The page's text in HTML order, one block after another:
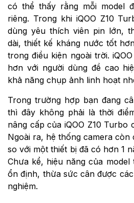
có thể thấy rằng mỗi model
riêng. Trong khi iQOO Z10
dùng yêu thích viên pin lớn,
dài, thiết kế kháng nước tốt
trong điều kiện ngoài trời.
hơn với người dùng đề cao
khả năng chụp ảnh linh hoạt
Trong trường hợp bạn đang
thì đây không phải là thời
nâng cấp của iQOO Z10
Ngoài ra, hệ thống camera
so với một thiết bị đã có hơn 1
Chưa kể, hiệu năng của
ổn định, thừa sức cân được
nghiệm.